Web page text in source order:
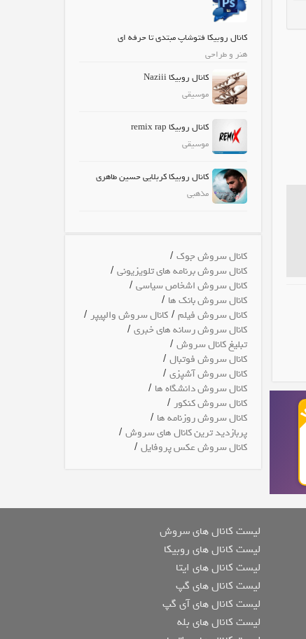
کانال روبیکا فتوشاپ مبتدی تا حرفه ای
هنر و طراحی
کانال روبیکا Naziii
موسیقی
کانال روبیکا remix rap
موسیقی
کانال روبیکا کربلایی حسین طاهری
مذهبی
کانال سروش جوک/
کانال سروش برنامه های تلویزیونی/
کانال سروش اشخاص سیاسی/
کانال سروش بانک ها /
کانال سروش فیلم/ کانال سروش والپیپر/
کانال سروش رسانه های خبری/
تبلیغ کانال سروش/
کانال سروش فوتبال/
کانال سروش آشپزی/
کانال سروش دانشگاه ها /
کانال سروش کنکور/
کانال سروش روزنامه ها /
پربازدید ترین کانال های سروش/
کانال سروش عکس پروفایل/
لیست کانال های سروش
لیست کانال های روبیکا
لیست کانال های ایتا
لیست کانال های گپ
لیست کانال های آی گپ
لیست کانال های بله